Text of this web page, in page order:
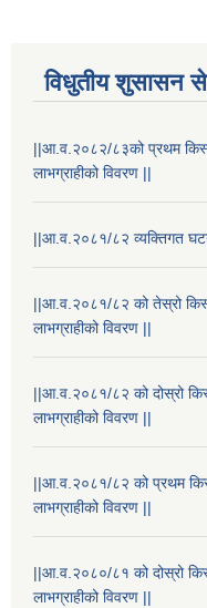
विधुतीय शुसासन
||आ.व.२०८२/८३को प्रथम किस्ता
लाभग्राहीको विवरण ||
||आ.व.२०८१/८२ व्यक्तिगत
||आ.व.२०८१/८२ को तेस्रो किस्ता
लाभग्राहीको विवरण ||
||आ.व.२०८१/८२ को दोस्रो
लाभग्राहीको विवरण ||
||आ.व.२०८१/८२ को प्रथम
लाभग्राहीको विवरण ||
||आ.व.२०८०/८१ को दोस्रो
लाभग्राहीको विवरण ||